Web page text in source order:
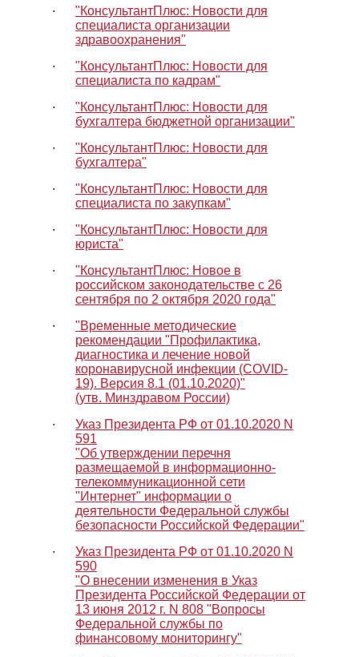
∙
"КонсультантПлюс: Новости для
специалиста организации
здравоохранения"
∙
"КонсультантПлюс: Новости для
специалиста по кадрам"
∙
"КонсультантПлюс: Новости для
бухгалтера бюджетной организации"
∙
"КонсультантПлюс: Новости для
бухгалтера"
∙
"КонсультантПлюс: Новости для
специалиста по закупкам"
∙
"КонсультантПлюс: Новости для
юриста"
∙
"КонсультантПлюс: Новое в
российском законодательстве с 26
сентября по 2 октября 2020 года"
∙
"Временные методические
рекомендации "Профилактика,
диагностика и лечение новой
коронавирусной инфекции (COVID-
19). Версия 8.1 (01.10.2020)"
(утв. Минздравом России)
∙
Указ Президента РФ от 01.10.2020 N
591
"Об утверждении перечня
размещаемой в информационно-
телекоммуникационной сети
"Интернет" информации о
деятельности Федеральной службы
безопасности Российской Федерации"
∙
Указ Президента РФ от 01.10.2020 N
590
"О внесении изменения в Указ
Президента Российской Федерации от
13 июня 2012 г. N 808 "Вопросы
Федеральной службы по
финансовому мониторингу"